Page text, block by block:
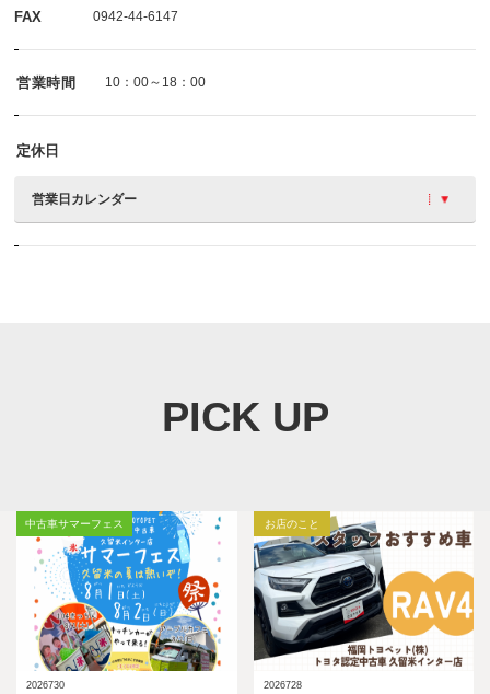
FAX 0942-44-6147
営業時間 10：00～18：00
定休日
営業日カレンダー
PICK UP
中古車サマーフェス
2026730
お店のこと
2026728